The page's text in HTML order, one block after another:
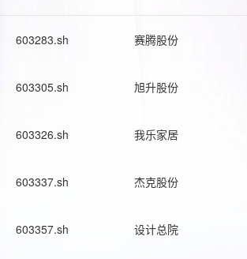
603283.sh 赛腾股份
603305.sh 旭升股份
603326.sh 我乐家居
603337.sh 杰克股份
603357.sh 设计总院